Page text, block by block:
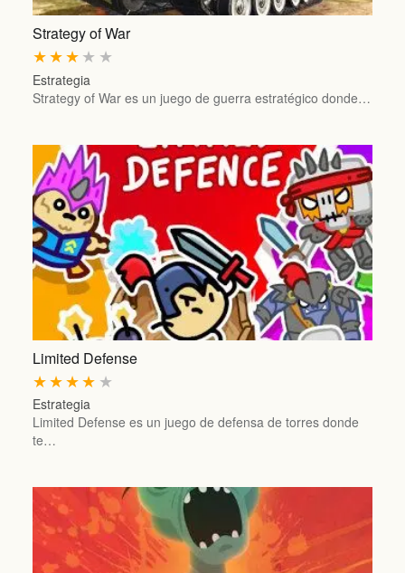
Strategy of War
★
★
★
★
★
Estrategia
Strategy of War es un juego de guerra estratégico donde…
Limited Defense
★
★
★
★
★
Estrategia
Limited Defense es un juego de defensa de torres donde
te…